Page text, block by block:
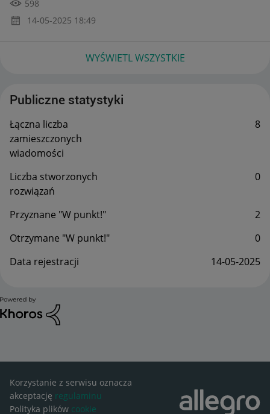
598
‎14-05-2025 18:49
WYŚWIETL WSZYSTKIE
Publiczne statystyki
Łączna liczba
zamieszczonych
wiadomości
8
Liczba stworzonych
rozwiązań
0
Przyznane "W punkt!"
2
Otrzymane "W punkt!"
0
Data rejestracji
‎14-05-2025
Korzystanie z serwisu oznacza
akceptację regulaminu
Polityka plików cookie